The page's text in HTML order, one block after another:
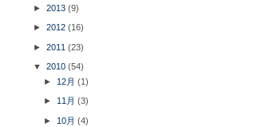
► 2013 (9)
► 2012 (16)
► 2011 (23)
▼ 2010 (54)
► 12月(1)
► 11月(3)
► 10月(4)